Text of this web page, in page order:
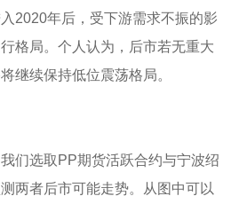
2020年后，受下游需求不振的影
格局。个人认为，后市若无重大
继续保持低位震荡格局。
选取PP期货活跃合约与宁波绍
两者后市可能走势。从图中可以